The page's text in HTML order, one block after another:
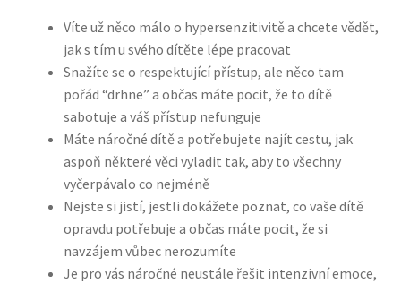
Víte už něco málo o hypersenzitivitě a chcete vědět,
jak s tím u svého dítěte lépe pracovat
Snažíte se o respektující přístup, ale něco tam
pořád “drhne” a občas máte pocit, že to dítě
sabotuje a váš přístup nefunguje
Máte náročné dítě a potřebujete najít cestu, jak
aspoň některé věci vyladit tak, aby to všechny
vyčerpávalo co nejméně
Nejste si jistí, jestli dokážete poznat, co vaše dítě
opravdu potřebuje a občas máte pocit, že si
navzájem vůbec nerozumíte
Je pro vás náročné neustále řešit intenzivní emoce,